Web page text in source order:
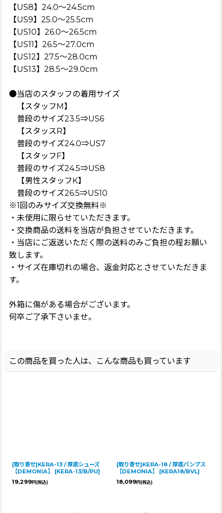
【US8】24.0〜24.5cm
【US9】25.0〜25.5cm
【US10】26.0〜26.5cm
【US11】26.5〜27.0cm
【US12】27.5〜28.0cm
【US13】28.5〜29.0cm
●当店のスタッフの着用サイズ
【スタッフM】
普段のサイズ23.5⇒US6
【スタッスR】
普段のサイズ24.0⇒US7
【スタッフF】
普段のサイズ24.5⇒US8
【男性スタッフK】
普段のサイズ26.5⇒US10
※1回のみサイズ交換無料※
・未使用に限らせていただきます。
・交換商品の送料を当店が負担させていただきます。
・当店にご返送いただく際の送料のみご負担の程お願い
致します。
・サイズ在庫切れの場合、返金対応とさせていただきま
す。
外箱に傷がある場合がございます。
何卒ご了承下さいませ。
この商品を買った人は、こんな商品も買っています
[取り寄せ]KERA-13 / 厚底シューズ
【DEMONIA】
[KERA-13/B/PU]
19,299円 (税込)
[取り寄せ]KERA-18 / 厚底パンプス
【DEMONIA】
[KERA18/BVL]
18,099円 (税込)